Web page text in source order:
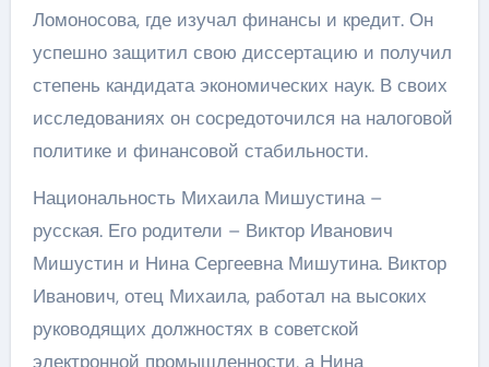
Ломоносова, где изучал финансы и кредит. Он
успешно защитил свою диссертацию и получил
степень кандидата экономических наук. В своих
исследованиях он сосредоточился на налоговой
политике и финансовой стабильности.
Национальность Михаила Мишустина –
русская. Его родители – Виктор Иванович
Мишустин и Нина Сергеевна Мишутина. Виктор
Иванович, отец Михаила, работал на высоких
руководящих должностях в советской
электронной промышленности, а Нина